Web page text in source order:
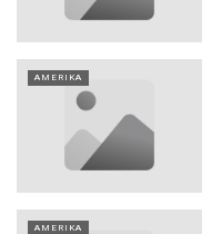
AMERIKA
AMERIKA